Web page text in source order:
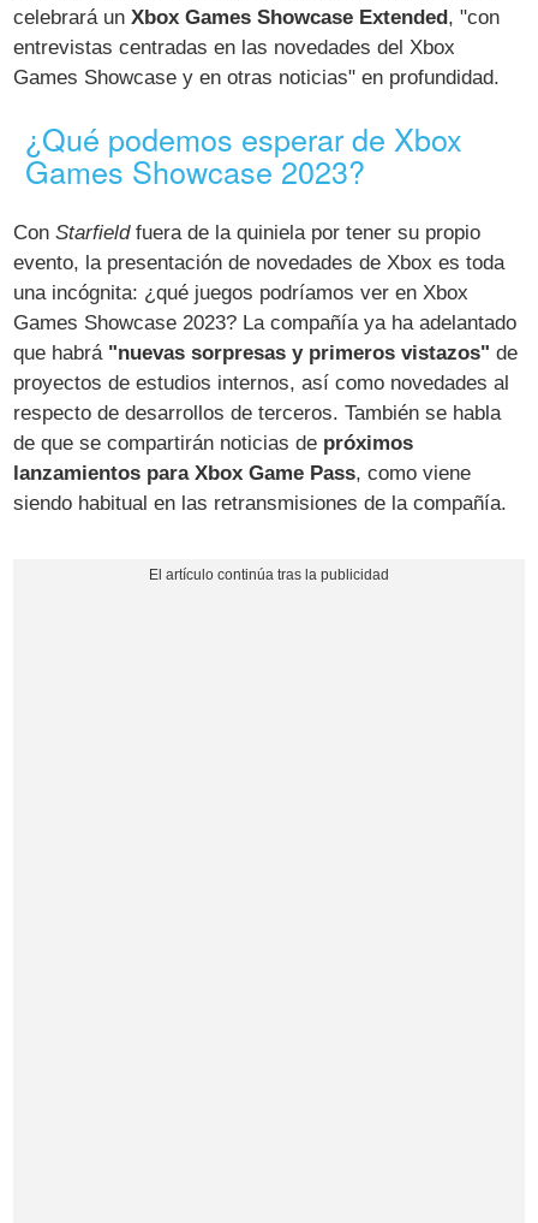
celebrará unXbox Games Showcase Extended, "con
entrevistas centradas en las novedades del Xbox
Games Showcase y en otras noticias" en profundidad.
¿Qué podemos esperar de Xbox
Games Showcase 2023?
ConStarfieldfuera de la quiniela por tener su propio
evento, la presentación de novedades de Xbox es toda
una incógnita: ¿qué juegos podríamos ver en Xbox
Games Showcase 2023? La compañía ya ha adelantado
que habrá "nuevas sorpresas y primeros vistazos" de
proyectos de estudios internos, así como novedades al
respecto de desarrollos de terceros. También se habla
de que se compartirán noticias de próximos
lanzamientos para Xbox Game Pass, como viene
siendo habitual en las retransmisiones de la compañía.